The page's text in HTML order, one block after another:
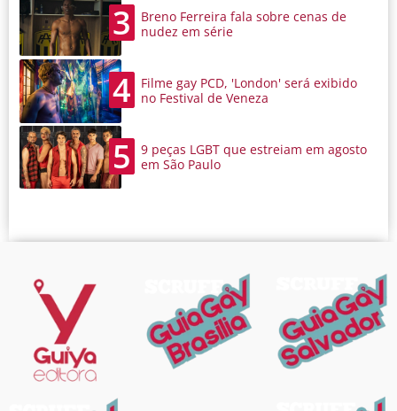
3
Breno Ferreira fala sobre cenas de
nudez em série
4
Filme gay PCD, 'London' será exibido
no Festival de Veneza
5
9 peças LGBT que estreiam em agosto
em São Paulo